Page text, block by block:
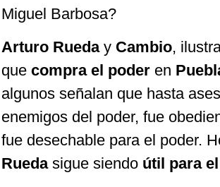
Miguel Barbosa?
Arturo Rueday Cambio,
que compra el poder en
algunos señalan que hasta
enemigos del poder, fue
fue desechable para el poder.
Ruedasigue siendo útil para